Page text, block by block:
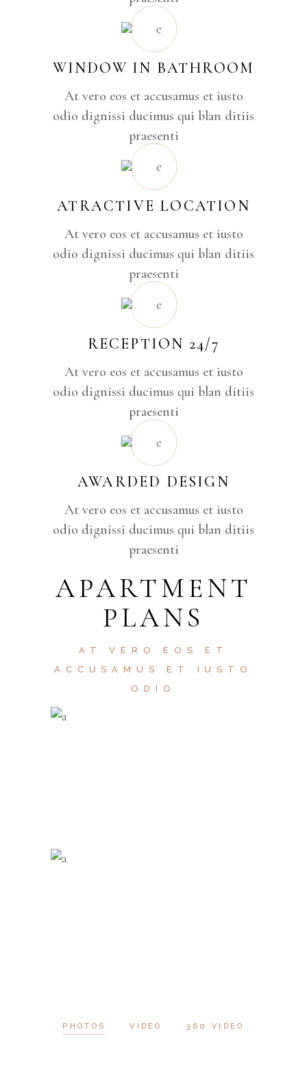
WINDOW IN BATHROOM
At vero eos et accusamus et iusto
odio dignissi ducimus qui blan ditiis
praesenti
ATRACTIVE LOCATION
At vero eos et accusamus et iusto
odio dignissi ducimus qui blan ditiis
praesenti
RECEPTION 24/7
At vero eos et accusamus et iusto
odio dignissi ducimus qui blan ditiis
praesenti
AWARDED DESIGN
At vero eos et accusamus et iusto
odio dignissi ducimus qui blan ditiis
praesenti
APARTMENT
PLANS
AT VERO EOS ET
ACCUSAMUS ET IUSTO
ODIO
PHOTOS VIDEO 360 VIDEO